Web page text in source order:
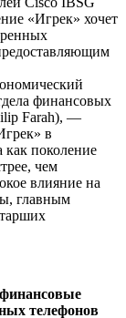
«Игрек» хочет
финансовых
Farah), —
в
поколение
чем
влияние на
главным
телефонов